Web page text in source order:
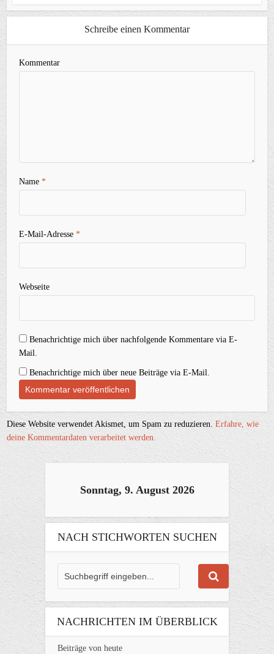
Schreibe einen Kommentar
Kommentar
Name*
E-Mail-Adresse*
Webseite
Benachrichtige mich über nachfolgende Kommentare via E-
Mail.
Benachrichtige mich über neue Beiträge via E-Mail.
Diese Website verwendet Akismet, um Spam zu reduzieren.Erfahre, wie
deine Kommentardaten verarbeitet werden.
Sonntag, 9. August 2026
NACH STICHWORTEN SUCHEN
NACHRICHTEN IM ÜBERBLICK
Beiträge von heute